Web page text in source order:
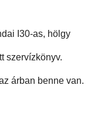
I30-as, hölgy
szervízkönyv.
árban benne van.